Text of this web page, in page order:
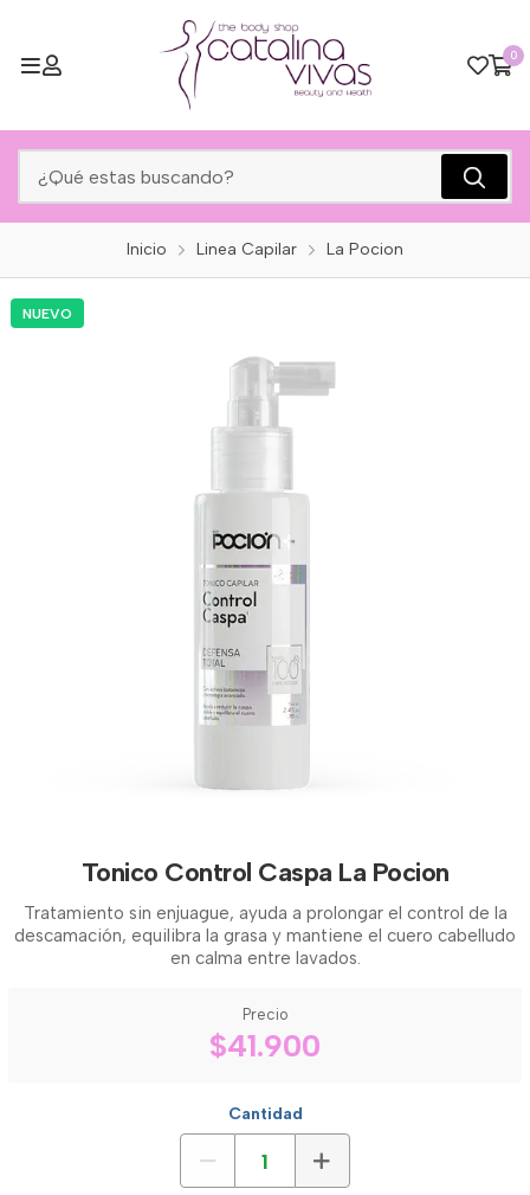
0
Inicio Linea Capilar La Pocion
NUEVO
Tonico Control Caspa La Pocion
Tratamiento sin enjuague, ayuda a prolongar el control de la
descamación, equilibra la grasa y mantiene el cuero cabelludo
en calma entre lavados.
Precio
$41.900
Cantidad